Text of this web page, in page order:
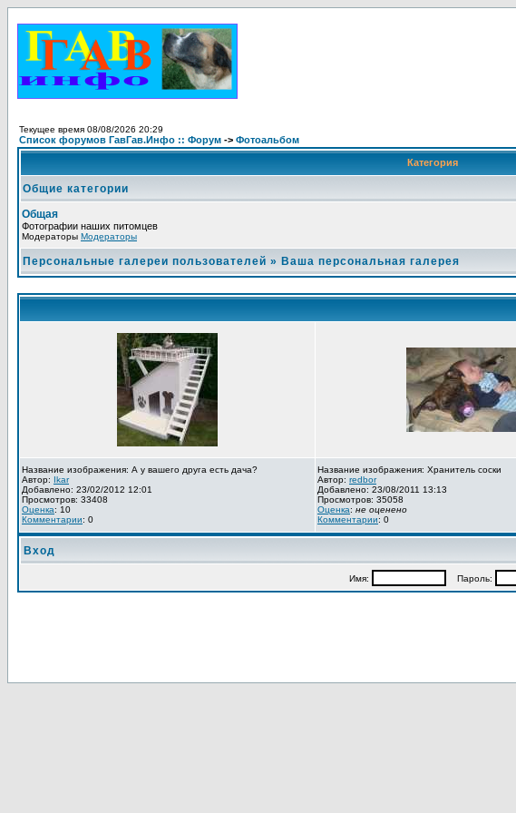
Текущее время 08/08/2026 20:29
Список форумов ГавГав.Инфо :: Форум -> Фотоальбом
Категория
Общие категории
Общая
Фотографии наших питомцев
Модераторы Модераторы
Персональные галереи пользователей » Ваша персональная галерея
Название изображения: А у вашего друга есть дача?
Автор: Ikar
Добавлено: 23/02/2012 12:01
Просмотров: 33408
Оценка: 10
Комментарии: 0
Название изображения: Хранитель соски
Автор: redbor
Добавлено: 23/08/2011 13:13
Просмотров: 35058
Оценка: не оценено
Комментарии: 0
Вход
Имя: Пароль: